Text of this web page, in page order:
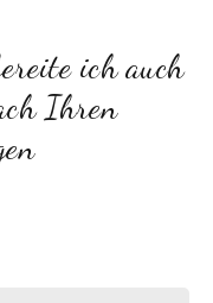
ich auch
Ihren